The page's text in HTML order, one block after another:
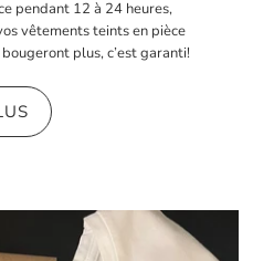
pendant 12 à 24 heures,
vêtements teints en pièce
plus, c’est garanti!